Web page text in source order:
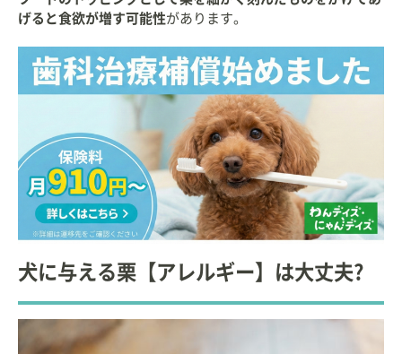
げると食欲が増す可能性があります。
犬に与える栗【アレルギー】は大丈夫?